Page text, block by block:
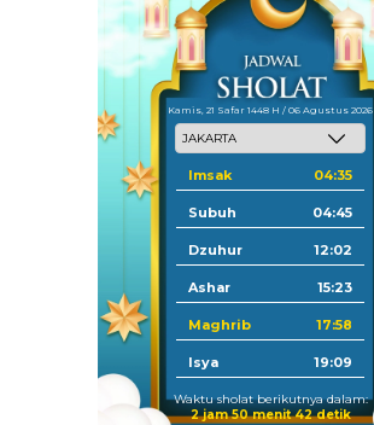
Kamis, 21 Safar 1448 H / 06 Agustus 2026
Imsak 04:35
Subuh 04:45
Dzuhur 12:02
Ashar 15:23
Maghrib 17:58
Isya 19:09
Waktu sholat berikutnya dalam:
2 jam 50 menit 41 detik